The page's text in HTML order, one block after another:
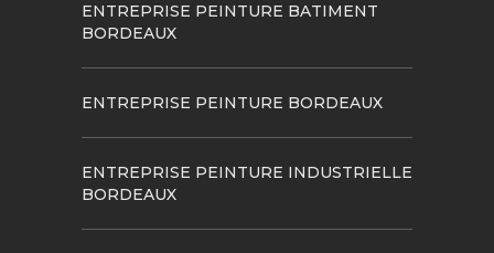
ENTREPRISE PEINTURE BATIMENT
BORDEAUX
ENTREPRISE PEINTURE BORDEAUX
ENTREPRISE PEINTURE INDUSTRIELLE
BORDEAUX